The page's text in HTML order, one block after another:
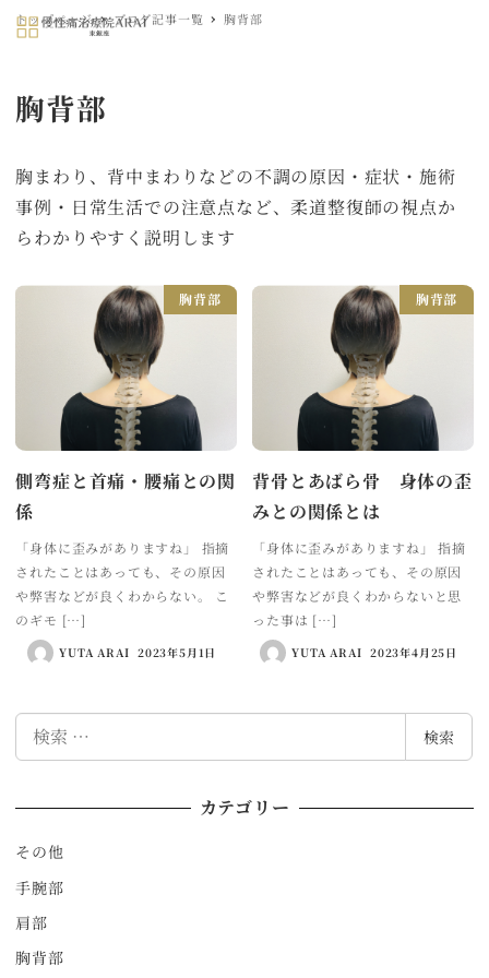
トップぺージ ブログ記事一覧 胸背部
胸背部
胸まわり、背中まわりなどの不調の原因・症状・施術
事例・日常生活での注意点など、柔道整復師の視点か
らわかりやすく説明します
胸背部
側弯症と首痛・腰痛との関
係
「身体に歪みがありますね」 指摘
されたことはあっても、その原因
や弊害などが良くわからない。 こ
のギモ […]
YUTA ARAI 2023年5月1日
胸背部
背骨とあばら骨 身体の歪
みとの関係とは
「身体に歪みがありますね」 指摘
されたことはあっても、その原因
や弊害などが良くわからないと思
った事は […]
YUTA ARAI 2023年4月25日
検
索
検索
カテゴリー
その他
手腕部
肩部
胸背部